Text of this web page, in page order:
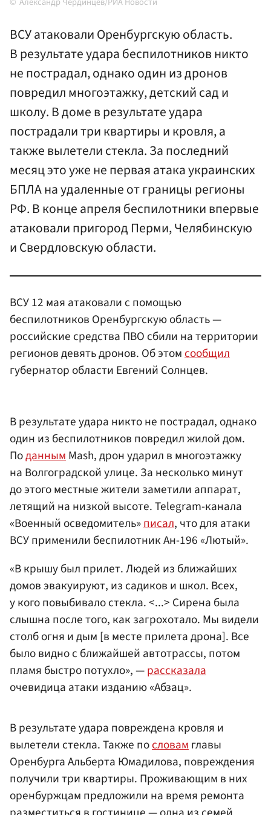
ВСУ атаковали Оренбургскую область.
В результате удара беспилотников никто
не пострадал, однако один из дронов
повредил многоэтажку, детский сад и
школу. В доме в результате удара
пострадали три квартиры и кровля, а
также вылетели стекла. За последний
месяц это уже не первая атака украинских
БПЛА на удаленные от границы регионы
РФ. В конце апреля беспилотники впервые
атаковали пригород Перми, Челябинскую
и Свердловскую области.
ВСУ 12 мая атаковали с помощью
беспилотников Оренбургскую область —
российские средства ПВО сбили на территории
регионов девять дронов. Об этомсообщил
губернатор области Евгений Солнцев.
В результате удара никто не пострадал, однако
один из беспилотников повредил жилой дом.
ПоданнымMash, дрон ударил в многоэтажку
на Волгоградской улице. За несколько минут
до этого местные жители заметили аппарат,
летящий на низкой высоте. Telegram-канала
«Военный осведомитель»писал, что для атаки
ВСУ применили беспилотник Ан-196 «Лютый».
«В крышу был прилет. Людей из ближайших
домов эвакуируют, из садиков и школ. Всех,
у кого повыбивало стекла. <...> Сирена была
слышна после того, как загрохотало. Мы видели
столб огня и дым [в месте прилета дрона]. Все
было видно с ближайшей автотрассы, потом
пламя быстро потухло», —рассказала
очевидица атаки изданию «Абзац».
В результате удара повреждена кровля и
вылетели стекла. Также пословамглавы
Оренбурга Альберта Юмадилова, повреждения
получили три квартиры. Проживающим в них
оренбуржцам предложили на время ремонта